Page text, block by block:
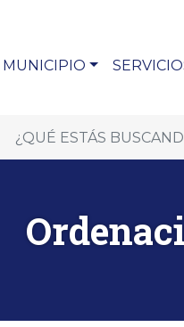
MUNICIPIO